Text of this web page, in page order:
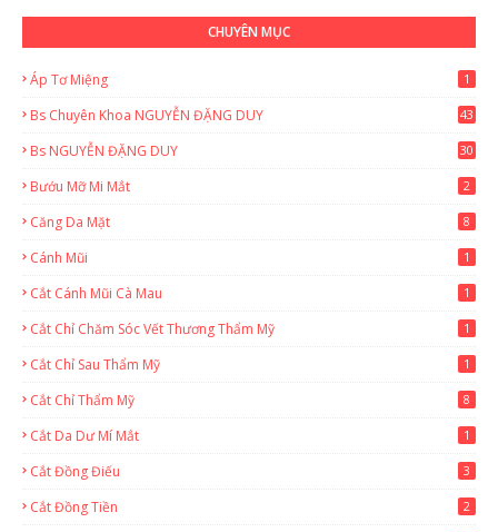
CHUYÊN MỤC
Áp Tơ Miệng 1
Bs Chuyên Khoa NGUYỄN ĐẶNG DUY
43
Bs NGUYỄN ĐẶNG DUY 30
Bướu Mỡ Mi Mắt 2
Căng Da Mặt 8
Cánh Mũi 1
Cắt Cánh Mũi Cà Mau 1
Cắt Chỉ Chăm Sóc Vết Thương Thẩm Mỹ 1
Cắt Chỉ Sau Thẩm Mỹ 1
Cắt Chỉ Thẩm Mỹ 8
Cắt Da Dư Mí Mắt 1
Cắt Đồng Điếu 3
Cắt Đồng Tiền 2